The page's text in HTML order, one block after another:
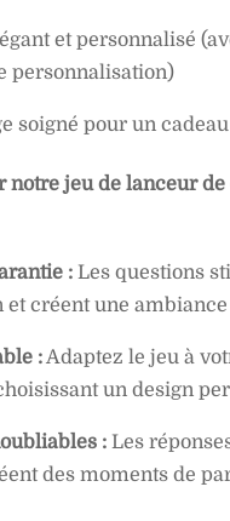
et personnalisé
personnalisation)
soigné pour un
notre jeu de lanceur
: Les questions
et créent une
:Adaptez le jeu à
un design
: Les
des moments de